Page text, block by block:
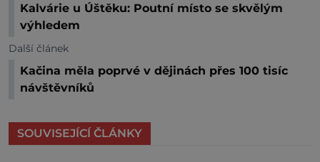
Kalvárie u Úštěku: Poutní místo se skvělým
výhledem
Další článek
Kačina měla poprvé v dějinách přes 100 tisíc
návštěvníků
SOUVISEJÍCÍ ČLÁNKY